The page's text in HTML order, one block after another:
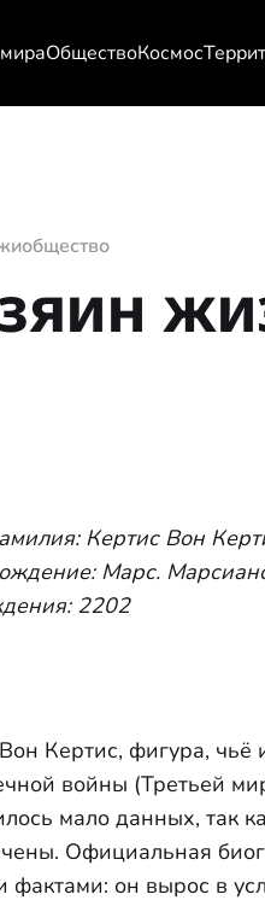
ОбществоКосмос
общество
Кертис Вон
Марс.
2202
Кертис, фигура, чьё
войны (Третьей
мало данных, так
Официальная
фактами: он вырос в